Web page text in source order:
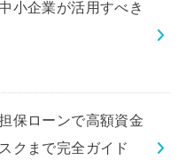
小企業が活用すべき
保ローンで高額資金
クまで完全ガイド